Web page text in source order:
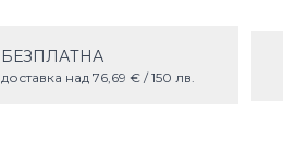
БЕЗПЛАТНА
доставка над 76,69 € / 150 лв.